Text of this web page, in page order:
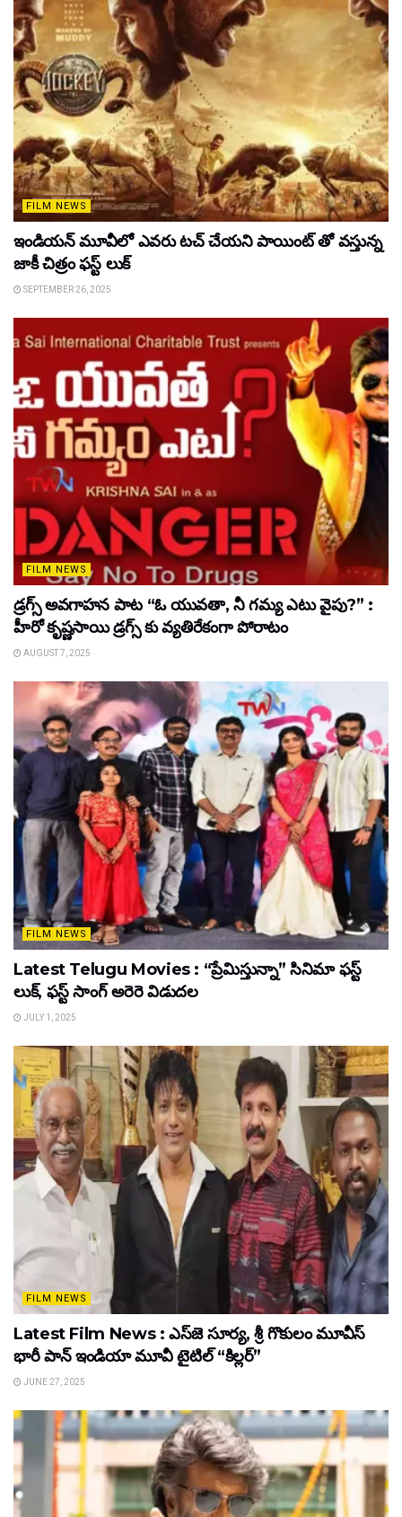
FILM NEWS
ఇండియన్ మూవీలో ఎవరు టచ్ చేయని పాయింట్ తో వస్తున్న
జాకీ చిత్రం ఫస్ట్ లుక్
SEPTEMBER 26, 2025
FILM NEWS
డ్రగ్స్ అవగాహన పాట “ఓ యువతా, నీ గమ్య ఎటు వైపు?” :
హీరో కృష్ణసాయి డ్రగ్స్ కు వ్యతిరేకంగా పోరాటం
AUGUST 7, 2025
FILM NEWS
Latest Telugu Movies : “ప్రేమిస్తున్నా” సినిమా ఫస్ట్
లుక్, ఫస్ట్ సాంగ్ అరెరె విడుదల
JULY 1, 2025
FILM NEWS
Latest Film News : ఎస్‌జె సూర్య, శ్రీ గొకులం మూవీస్‌
భారీ పాన్‌ ఇండియా మూవీ టైటిల్ “కిల్లర్”
JUNE 27, 2025